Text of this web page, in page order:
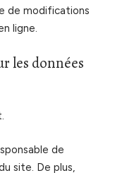
de modifications
ligne.
les données
de
site. De plus,